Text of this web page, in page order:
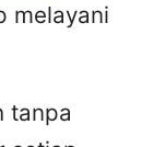
melayani
tanpa